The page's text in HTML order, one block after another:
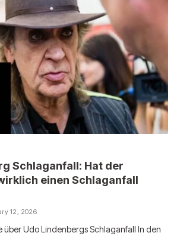
Schlaganfall: Hat der
einen Schlaganfall
12, 2026
über Udo Lindenbergs Schlaganfall In den